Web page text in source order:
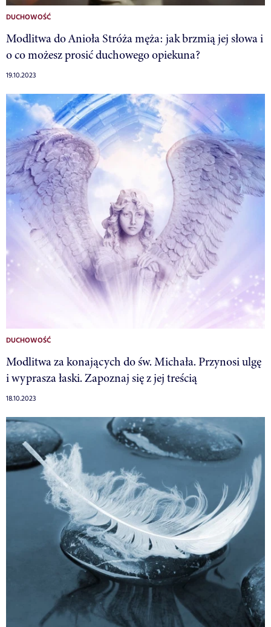
DUCHOWOŚĆ
Modlitwa do Anioła Stróża męża: jak brzmią jej słowa i
o co możesz prosić duchowego opiekuna?
19.10.2023
DUCHOWOŚĆ
Modlitwa za konających do św. Michała. Przynosi ulgę
i wyprasza łaski. Zapoznaj się z jej treścią
18.10.2023